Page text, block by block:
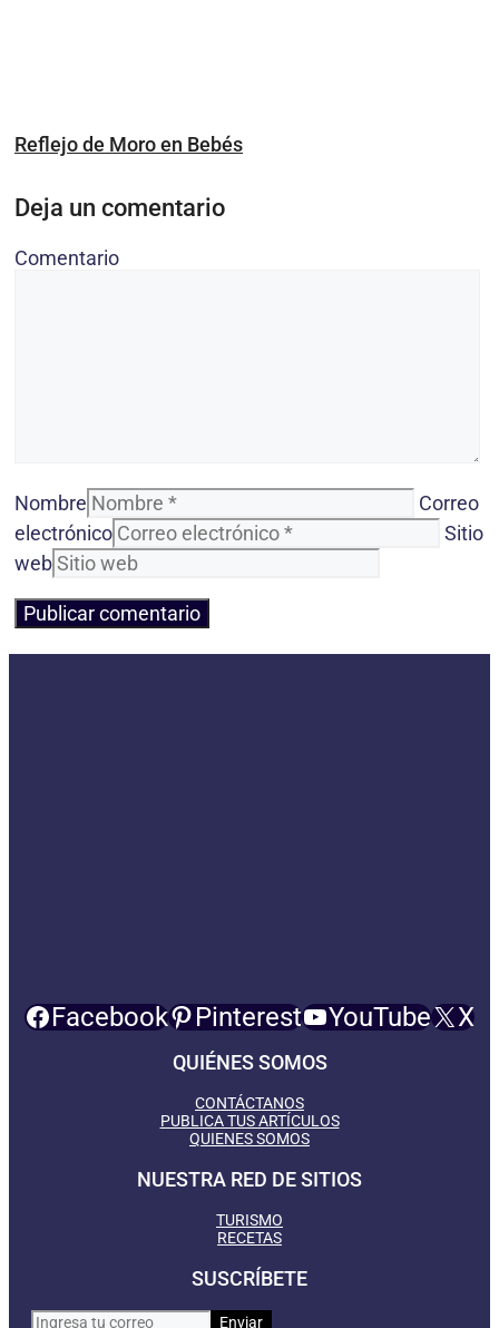
Reflejo de Moro en Bebés
Deja un comentario
Comentario
Nombre
Correo
electrónico
Sitio
web
Facebook Pinterest YouTube X
QUIÉNES SOMOS
CONTÁCTANOS
PUBLICA TUS ARTÍCULOS
QUIENES SOMOS
NUESTRA RED DE SITIOS
TURISMO
RECETAS
SUSCRÍBETE